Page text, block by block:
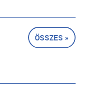
ÖSSZES »